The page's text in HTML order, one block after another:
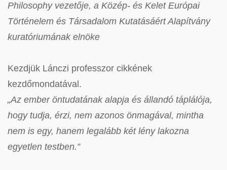
Philosophy vezetője, a Közép- és Kelet Európai
Történelem és Társadalom Kutatásáért Alapítvány
kuratóriumának elnöke
Kezdjük Lánczi professzor cikkének
kezdőmondatával.
„Az ember öntudatának alapja és állandó táplálója,
hogy tudja, érzi, nem azonos önmagával, mintha
nem is egy, hanem legalább két lény lakozna
egyetlen testben.”